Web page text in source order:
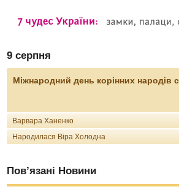
9 серпня
Міжнародний день корінних народів
Варвара Ханенко
Народилася Віра Холодна
Пов’язані Новини